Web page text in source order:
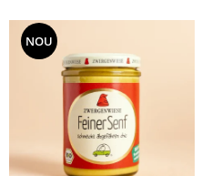
NOU